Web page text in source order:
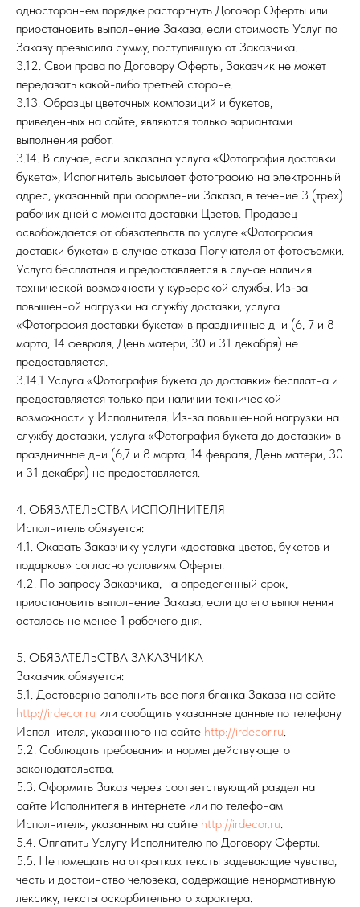
одностороннем порядке расторгнуть Договор Оферты или
приостановить выполнение Заказа, если стоимость Услуг по
Заказу превысила сумму, поступившую от Заказчика.
3.12. Свои права по Договору Оферты, Заказчик не может
передавать какой-либо третьей стороне.
3.13. Образцы цветочных композиций и букетов,
приведенных на сайте, являются только вариантами
выполнения работ.
3.14. В случае, если заказана услуга «Фотография доставки
букета», Исполнитель высылает фотографию на электронный
адрес, указанный при оформлении Заказа, в течение 3 (трех)
рабочих дней с момента доставки Цветов. Продавец
освобождается от обязательств по услуге «Фотография
доставки букета» в случае отказа Получателя от фотосъемки.
Услуга бесплатная и предоставляется в случае наличия
технической возможности у курьерской службы. Из-за
повышенной нагрузки на службу доставки, услуга
«Фотография доставки букета» в праздничные дни (6, 7 и 8
марта, 14 февраля, День матери, 30 и 31 декабря) не
предоставляется.
3.14.1 Услуга «Фотография букета до доставки» бесплатна и
предоставляется только при наличии технической
возможности у Исполнителя. Из-за повышенной нагрузки на
службу доставки, услуга «Фотография букета до доставки» в
праздничные дни (6,7 и 8 марта, 14 февраля, День матери, 30
и 31 декабря) не предоставляется.
4. ОБЯЗАТЕЛЬСТВА ИСПОЛНИТЕЛЯ
Исполнитель обязуется:
4.1. Оказать Заказчику услуги «доставка цветов, букетов и
подарков» согласно условиям Оферты.
4.2. По запросу Заказчика, на определенный срок,
приостановить выполнение Заказа, если до его выполнения
осталось не менее 1 рабочего дня.
5. ОБЯЗАТЕЛЬСТВА ЗАКАЗЧИКА
Заказчик обязуется:
5.1. Достоверно заполнить все поля бланка Заказа на сайте
http://irdecor.ru или сообщить указанные данные по телефону
Исполнителя, указанного на сайте http://irdecor.ru.
5.2. Соблюдать требования и нормы действующего
законодательства.
5.3. Оформить Заказ через соответствующий раздел на
сайте Исполнителя в интернете или по телефонам
Исполнителя, указанным на сайте http://irdecor.ru.
5.4. Оплатить Услугу Исполнителю по Договору Оферты.
5.5. Не помещать на открытках тексты задевающие чувства,
честь и достоинство человека, содержащие ненормативную
лексику, тексты оскорбительного характера.